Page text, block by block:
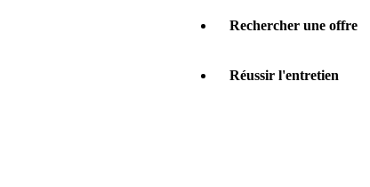
Rechercher une offre
Réussir l'entretien